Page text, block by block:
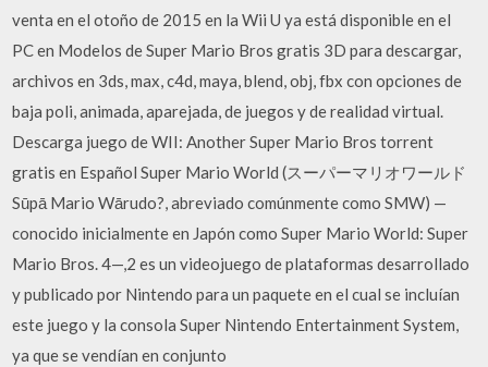
venta en el otoño de 2015 en la Wii U ya está disponible en el
PC en Modelos de Super Mario Bros gratis 3D para descargar,
archivos en 3ds, max, c4d, maya, blend, obj, fbx con opciones de
baja poli, animada, aparejada, de juegos y de realidad virtual.
Descarga juego de WII: Another Super Mario Bros torrent
gratis en Español Super Mario World (スーパーマリオワールド
Sūpā Mario Wārudo?, abreviado comúnmente como SMW) —
conocido inicialmente en Japón como Super Mario World: Super
Mario Bros. 4—,2 es un videojuego de plataformas desarrollado
y publicado por Nintendo para un paquete en el cual se incluían
este juego y la consola Super Nintendo Entertainment System,
ya que se vendían en conjunto